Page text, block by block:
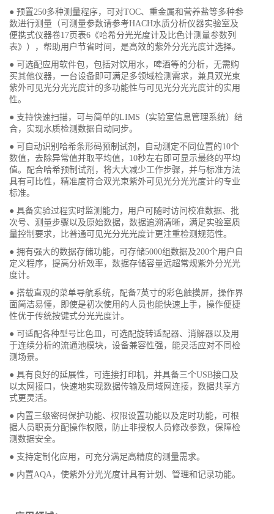
● 预置250多种测量程序，可对TOC、重金属和营养盐等多种参
数进行测量（可测量参数请参考HACH水质分析仪器实验室及
便携式仪器卷17页表6《哈希分光光度计及比色计测量参数列
表》），帮助用户节省时间，是高效的紫外分光光度计选择。
● 可选配应用软件包，包括对饮用水，啤酒等的分析，无需购
买其他仪器，一台设备即可满足多领域检测需求，兼具双光束
紫外可见光分光光度计的多功能性与可见光分光光度计的实用
性。
● 支持快速扫描，可与简单的LIMS（实验室信息管理系统）结
合，实现水质检测数据自动同步。
● 可自动识别哈希条形码预制试剂，自动测定不同位置的10个
数值，去除异常值并取平均值，10秒左右即可显示最终的平均
值。配合哈希预制试剂，将大大减少工作步骤，并与标准方法
具有可比性，精准度符合双光束紫外可见光分光光度计的专业
标准。
● 具备实验过程实时监测能力，用户可随时访问校准数据、批
次号、测量步骤以及原始数据，数据追溯清晰，满足实验室质
量控制要求，比普通可见光分光光度计更注重检测规范性。
● 拥有强大的数据存储功能，可存储5000组数据及200个用户自
定义程序，提高分析效率，数据存储容量远超常规紫外分光光
度计。
● 搭载直观的菜单导航系统，配备7英寸的彩色触摸屏，操作界
面简洁易懂，即使是初次使用的人员也能快速上手，操作便捷
性优于传统按键式分光光度计。
● 可适配各种型号比色皿，可选配旋转适配器、消解器以及用
于连续分析的流通池模块，设备兼容性强，能灵活应对不同检
测场景。
● 具有良好的延展性，可连接打印机，并具备三个USB接口及
以太网接口，快速地实现数据传输及局域网连接，数据共享方
式更灵活。
● 内置三级密码保护功能、权限设置功能以及定时功能，可根
据人员职责分配操作权限，防止非授权人员修改参数，保障检
测数据安全。
● 支持定制化应用，可充分满足高精度的测量需求。
● 内置AQA，使紫外分光光度计具有计划、管理和记录功能。